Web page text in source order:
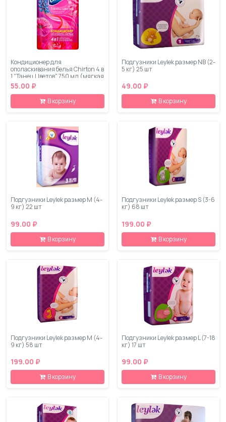
Кондиционер для
ополаскивания белья Chirton 4 в
1 "Танец Цветов" 750 мл (мягкая
упаковка)
55.00 ₽
В корзину
Подгузники Leylеk размер NB (2-
5 кг) 25 шт
49.00 ₽
В корзину
Подгузники Leylеk размер M (4-
9 кг) 22 шт
99.00 ₽
В корзину
Подгузники Leylеk размер S (3-6
кг) 68 шт
199.00 ₽
В корзину
Подгузники Leylеk размер M (4-
9 кг) 58 шт
199.00 ₽
В корзину
Подгузники Leylеk размер L (7-18
кг) 17 шт
99.00 ₽
В корзину